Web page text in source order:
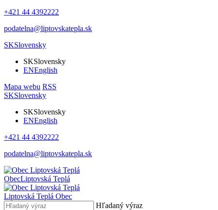
+421 44 4392222
podatelna@liptovskatepla.sk
SKSlovensky
SKSlovensky
ENEnglish
Mapa webu RSS
SKSlovensky
SKSlovensky
ENEnglish
+421 44 4392222
podatelna@liptovskatepla.sk
ObecLiptovská Teplá
Liptovská Teplá Obec
Hľadaný výraz